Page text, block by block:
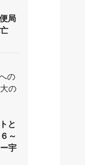
局
の
の
と
～
宇